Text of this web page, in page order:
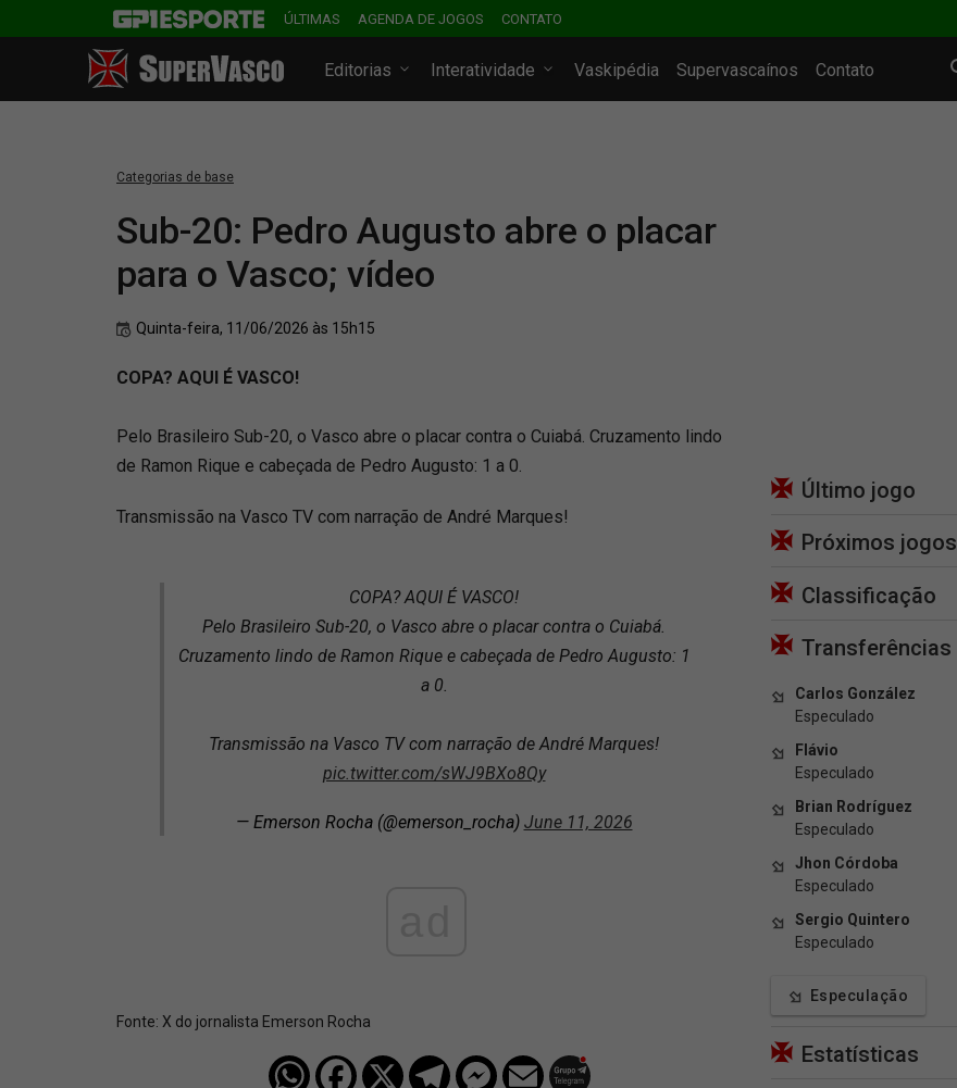
ÚLTIMAS AGENDA DE JOGOS CONTATO
Editorias Interatividade Vaskipédia Supervascaínos Contato
Categorias de base
Sub-20: Pedro Augusto abre o placar
para o Vasco; vídeo
Quinta-feira, 11/06/2026 às 15h15
COPA? AQUI É VASCO!
Pelo Brasileiro Sub-20, o Vasco abre o placar contra o Cuiabá. Cruzamento lindo
de Ramon Rique e cabeçada de Pedro Augusto: 1 a 0.
Transmissão na Vasco TV com narração de André Marques!
COPA? AQUI É VASCO!
Pelo Brasileiro Sub-20, o Vasco abre o placar contra o Cuiabá.
Cruzamento lindo de Ramon Rique e cabeçada de Pedro Augusto: 1
a 0.
Transmissão na Vasco TV com narração de André Marques!
pic.twitter.com/sWJ9BXo8Qy
— Emerson Rocha (@emerson_rocha) June 11, 2026
Fonte: X do jornalista Emerson Rocha
Último jogo
Próximos jogos
Classificação
Transferências
Carlos González
Especulado
Flávio
Especulado
Brian Rodríguez
Especulado
Jhon Córdoba
Especulado
Sergio Quintero
Especulado
Especulação
Estatísticas